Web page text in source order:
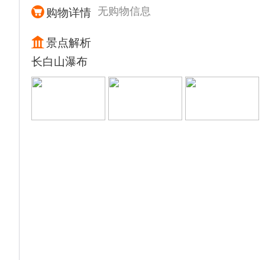
▲【鸭绿江河口游船】（游船门票80自理，约
我们可以看到援朝战争被炮火炸断的河口断桥
朝鲜现在运营的三甲医院，朝鲜大队，朝鲜沿
江，女子医院等，哨所原名清城桥，它是鸭绿
江上连接中朝两岸最早的一座公路桥。乘坐河
购物详情 无购物信息
景点解析
长白山瀑布